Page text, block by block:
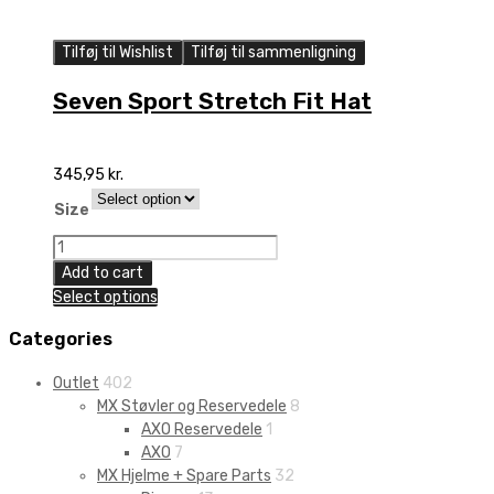
Tilføj til Wishlist Tilføj til sammenligning
Seven Sport Stretch Fit Hat
345,95 kr.
Size
Seven
Sport
Stretch
Hat
Add to cart
Select options
Categories
Outlet 402
MX Støvler og Reservedele 8
AXO Reservedele 1
AXO 7
MX Hjelme + Spare Parts 32